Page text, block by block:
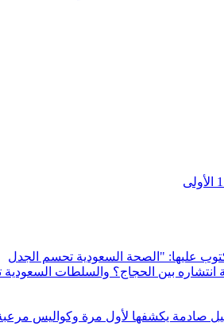
انتشاره بين الحجاج؟ والسلطات
صادمة يكشفها لأول مرة وكواليس